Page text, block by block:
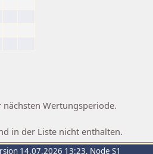
Wertungsperiode.
in der Liste nicht enthalten.
14.07.2026 13:23, Node S1